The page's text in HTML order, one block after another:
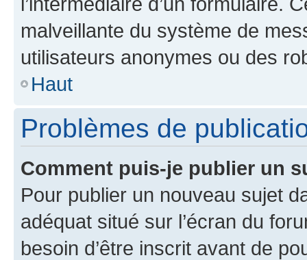
malveillante du système de
utilisateurs anonymes ou des
Haut
Problèmes de
Comment puis-je publier un
Pour publier un nouveau sujet
adéquat situé sur l’écran du
besoin d’être inscrit avant de